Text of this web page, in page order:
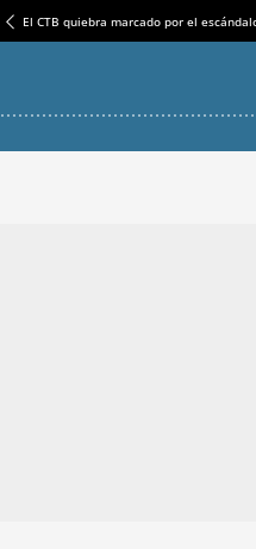
El CTB quiebra marcado por el